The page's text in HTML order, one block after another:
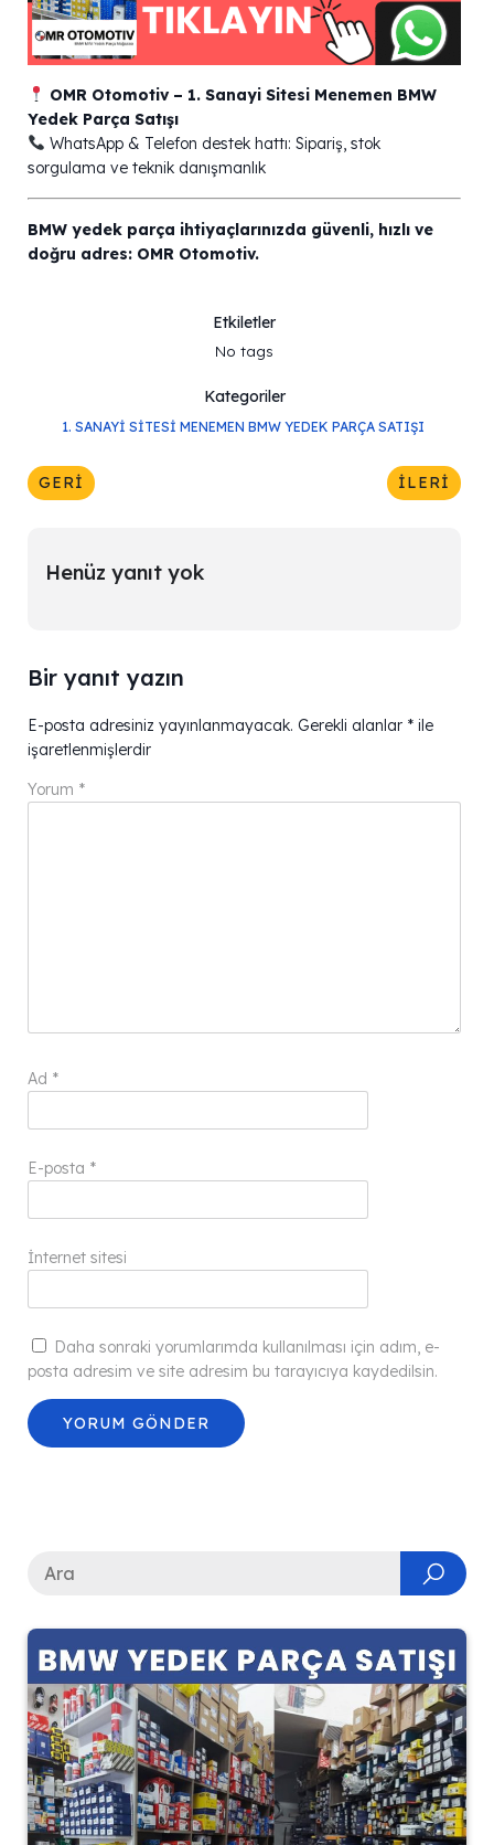
OMR Otomotiv – 1. Sanayi Sitesi Menemen BMW
Yedek Parça Satışı
WhatsApp & Telefon destek hattı: Sipariş, stok
sorgulama ve teknik danışmanlık
BMW yedek parça ihtiyaçlarınızda güvenli, hızlı ve
doğru adres: OMR Otomotiv.
Etkiletler
No tags
Kategoriler
1. SANAYI SITESI MENEMEN BMW YEDEK PARÇA SATIŞI
GERI İLERI
Henüz yanıt yok
Bir yanıt yazın
E-posta adresiniz yayınlanmayacak. Gerekli alanlar * ile
işaretlenmişlerdir
Yorum *
Ad *
E-posta *
İnternet sitesi
Daha sonraki yorumlarımda kullanılması için adım, e-
posta adresim ve site adresim bu tarayıcıya kaydedilsin.